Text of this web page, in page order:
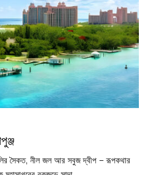
সৈকত, নীল জল আর সবুজ দ্বীপ – রূপকথার